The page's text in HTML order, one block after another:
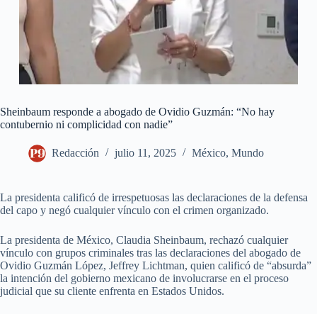
Sheinbaum responde a abogado de Ovidio Guzmán: “No hay
contubernio ni complicidad con nadie”
Redacción julio 11, 2025 México, Mundo
La presidenta calificó de irrespetuosas las declaraciones de la defensa
del capo y negó cualquier vínculo con el crimen organizado.
La presidenta de México, Claudia Sheinbaum, rechazó cualquier
vínculo con grupos criminales tras las declaraciones del abogado de
Ovidio Guzmán López, Jeffrey Lichtman, quien calificó de “absurda”
la intención del gobierno mexicano de involucrarse en el proceso
judicial que su cliente enfrenta en Estados Unidos.